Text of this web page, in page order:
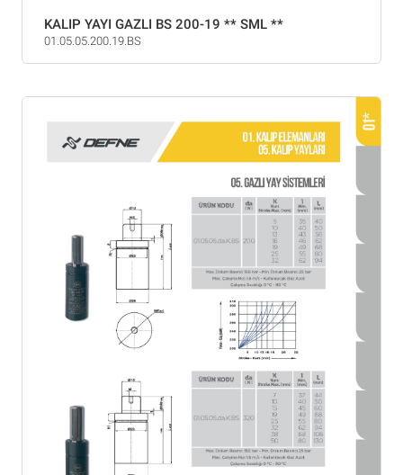
KALIP YAYI GAZLI BS 200-19 ** SML **
01.05.05.200.19.BS